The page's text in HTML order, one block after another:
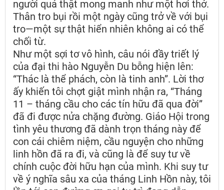
người quả thật mong manh như một hơi thở.
Thân tro bụi rồi một ngày cũng trở về với bụi
tro—một sự thật hiển nhiên không ai có thể
chối từ.
Như một sợi tơ vô hình, câu nói đầy triết lý
của đại thi hào Nguyễn Du bỗng hiện lên:
“Thác là thể phách, còn là tinh anh”. Lời thơ
ấy khiến tôi chợt giật mình nhận ra, “Tháng
11 – tháng cầu cho các tín hữu đã qua đời”
đã đi được nửa chặng đường. Giáo Hội trong
tình yêu thương đã dành trọn tháng này để
con cái chiêm niệm, cầu nguyện cho những
linh hồn đã ra đi, và cũng là để suy tư về
chính cuộc đời hữu hạn của mình. Khi suy tư
về ý nghĩa sâu xa của tháng Linh Hồn này, tôi